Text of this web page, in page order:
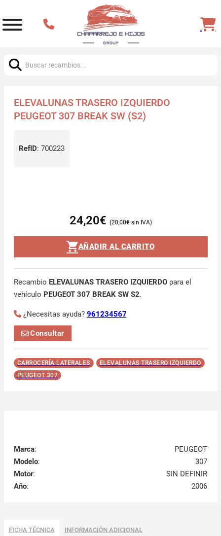
ELEVALUNAS TRASERO IZQUIERDO
PEUGEOT 307 BREAK SW (S2)
RefID: 700223
24,20€ 20,00€
AÑADIR AL CARRITO
Recambio ELEVALUNAS TRASERO IZQUIERDOpara el
vehículo PEUGEOT 307 BREAK SW S2.
¿Necesitas ayuda? 961234567
Consultar
CARROCERÍA LATERALES
ELEVALUNAS TRASERO IZQUIERDO
PEUGEOT 307
Marca:
PEUGEOT
Modelo:
307
Motor:
SIN DEFINIR
Año: 2006
FICHA TÉCNICA INFORMACIÓN ADICIONAL